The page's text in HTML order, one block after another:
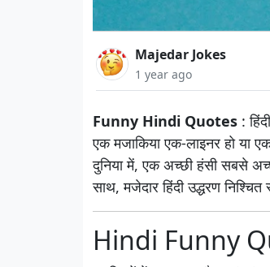
Majedar Jokes
1 year ago
Funny Hindi Quotes :
एक मजाकिया एक-लाइनर हो या
दुनिया में, एक अच्छी हंसी सबसे
साथ, मजेदार हिंदी उद्धरण
Hindi Funny